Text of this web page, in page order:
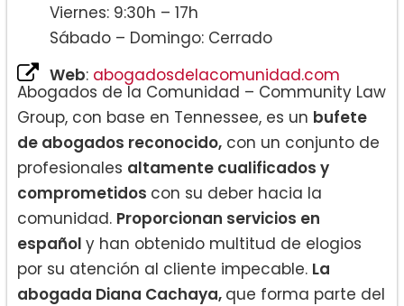
Viernes: 9:30h – 17h
Sábado – Domingo: Cerrado
Web: abogadosdelacomunidad.com
Abogados de la Comunidad – Community Law
Group, con base en Tennessee, es un bufete
de abogados reconocido, con un conjunto de
profesionales altamente cualificados y
comprometidos con su deber hacia la
comunidad. Proporcionan servicios en
español y han obtenido multitud de elogios
por su atención al cliente impecable. La
abogada Diana Cachaya, que forma parte del